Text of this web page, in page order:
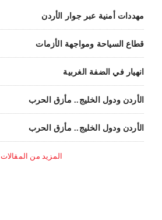
مهددات أمنية عبر جوار الأردن
قطاع السياحة ومواجهة الأزمات
انهيار في الضفة الغربية
الأردن ودول الخليج.. مأزق الحرب
الأردن ودول الخليج.. مأزق الحرب
المزيد من المقالات